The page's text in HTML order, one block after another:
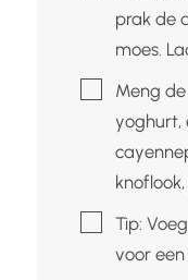
prak de
moes.
▢Meng
yoghurt,
▢
Tip:
voor